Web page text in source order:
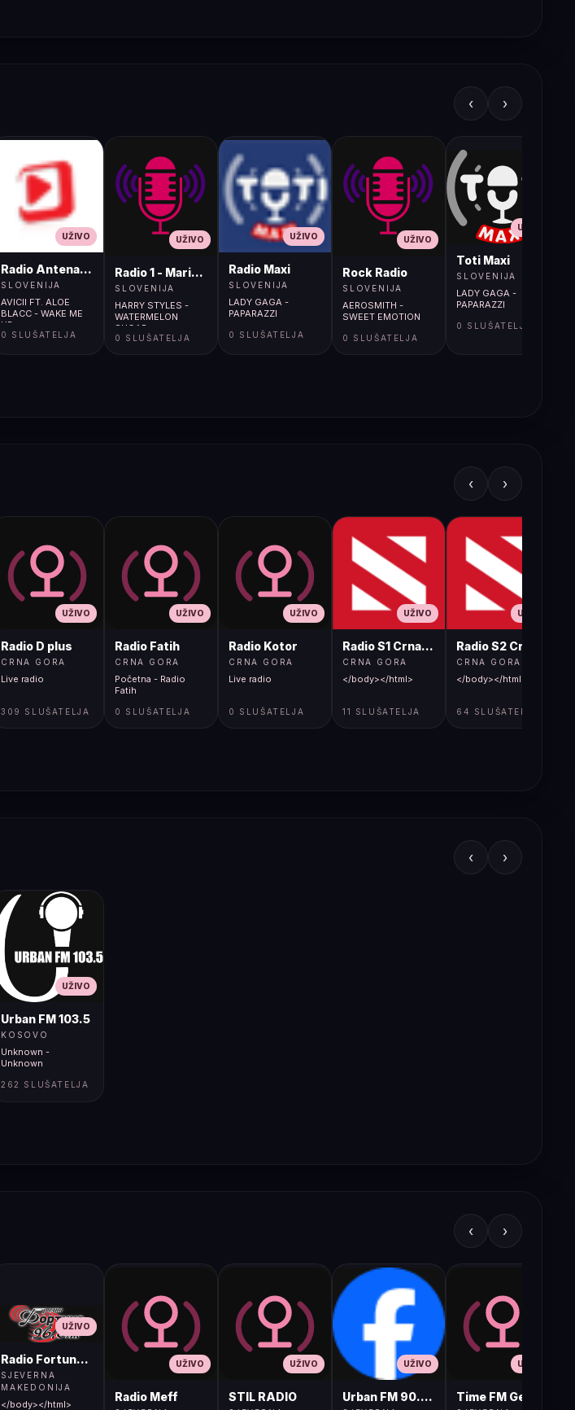
‹ ›
UŽIVO
Radio Antena (105.2MHz)
SLOVENIJA
AVICII FT. ALOE
BLACC - WAKE ME
UP
0 SLUŠATELJA
UŽIVO
Radio 1 - Maribor (107.9MHz)
SLOVENIJA
HARRY STYLES -
WATERMELON
SUGAR
0 SLUŠATELJA
UŽIVO
Radio Maxi
SLOVENIJA
LADY GAGA -
PAPARAZZI
0 SLUŠATELJA
UŽIVO
Rock Radio
SLOVENIJA
AEROSMITH -
SWEET EMOTION
0 SLUŠATELJA
UŽIVO
Toti Maxi
SLOVENIJA
LADY GAGA -
PAPARAZZI
0 SLUŠATELJA
‹ ›
UŽIVO
Radio D plus
CRNA GORA
Live radio
309 SLUŠATELJA
UŽIVO
Radio Fatih
CRNA GORA
Početna - Radio
Fatih
0 SLUŠATELJA
UŽIVO
Radio Kotor
CRNA GORA
Live radio
0 SLUŠATELJA
UŽIVO
Radio S1 Crna Gora
CRNA GORA
</body></html>
11 SLUŠATELJA
UŽIVO
Radio S2 Crna Gora
CRNA GORA
</body></html>
64 SLUŠATELJA
‹ ›
UŽIVO
Urban FM 103.5
KOSOVO
Unknown -
Unknown
262 SLUŠATELJA
‹ ›
UŽIVO
Radio Fortuna 96.8 FM
SJEVERNA
MAKEDONIJA
</body></html>
UŽIVO
Radio Meff
UŽIVO
STIL RADIO
UŽIVO
Urban FM 90.8 Skopje
UŽIVO
Time FM Gevgelija